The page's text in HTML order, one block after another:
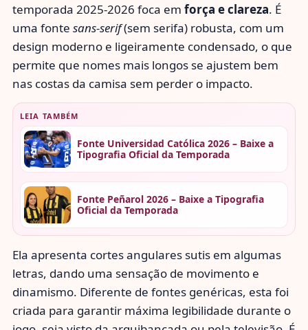
temporada 2025-2026 foca em força e clareza. É
uma fonte sans-serif(sem serifa) robusta, com um
design moderno e ligeiramente condensado, o que
permite que nomes mais longos se ajustem bem
nas costas da camisa sem perder o impacto.
LEIA TAMBÉM
Fonte Universidad Católica 2026 – Baixe a
Tipografia Oficial da Temporada
Fonte Peñarol 2026 – Baixe a Tipografia
Oficial da Temporada
Ela apresenta cortes angulares sutis em algumas
letras, dando uma sensação de movimento e
dinamismo. Diferente de fontes genéricas, esta foi
criada para garantir máxima legibilidade durante o